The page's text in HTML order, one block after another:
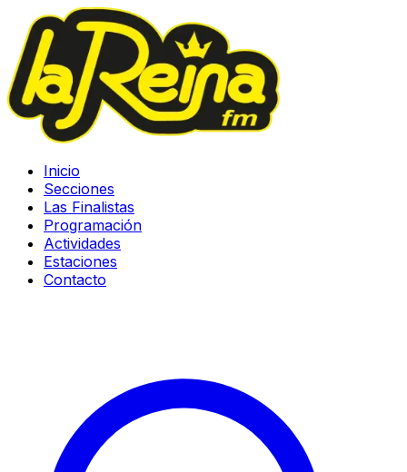
Inicio
Secciones
Las Finalistas
Programación
Actividades
Estaciones
Contacto